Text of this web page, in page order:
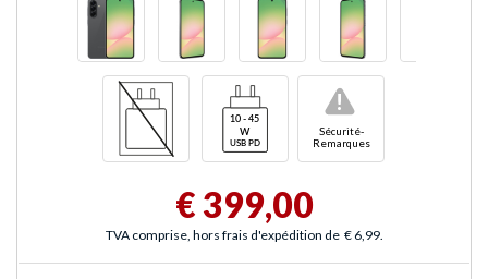
Sécurité-
Remarques
!
€ 399,00
TVA comprise, hors frais d'expédition de € 6,99.